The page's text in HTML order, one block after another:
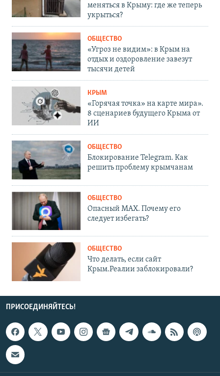
меняться в Крыму: где же теперь
укрыться?
ОБЩЕСТВО
«Угроз не видим»: в Крым на
отдых и оздоровление завезут
тысячи детей
КРЫМ
«Горячая точка» на карте мира».
8 сценариев будущего Крыма от
ИИ
ОБЩЕСТВО
Блокирование Telegram. Как
решить проблему крымчанам
ОБЩЕСТВО
Опасный MAX. Почему его
следует избегать?
ОБЩЕСТВО
Что делать, если сайт
Крым.Реалии заблокировали?
ПРИСОЕДИНЯЙТЕСЬ!